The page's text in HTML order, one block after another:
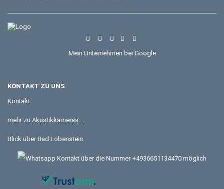
Mein Unternehmen bei Google
KONTAKT ZU UNS
Kontakt
mehr zu Akustikkameras...
Blick über Bad Lobenstein